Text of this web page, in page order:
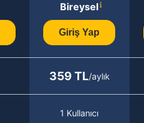
Bireysel
Giriş Yap
359 TL/aylık
1 Kullanıcı